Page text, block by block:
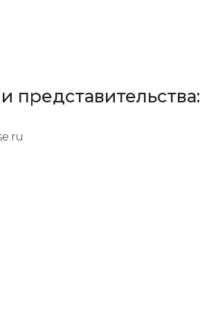
представительства: